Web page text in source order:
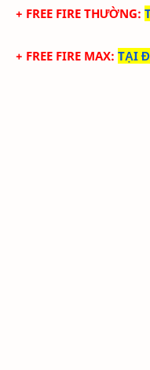
+ FREE FIRE THƯỜNG:
+ FREE FIRE MAX: TẠI